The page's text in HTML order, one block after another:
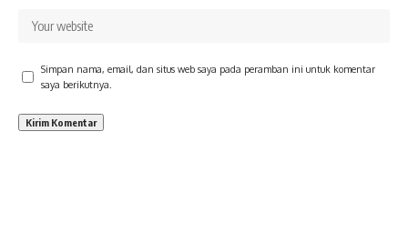
Simpan nama, email, dan situs web saya pada peramban ini untuk komentar
saya berikutnya.